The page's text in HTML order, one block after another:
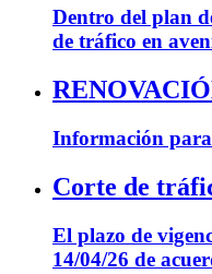
Dentro del plan
de tráfico en
Información
Corte de
El plazo de
14/04/26 de